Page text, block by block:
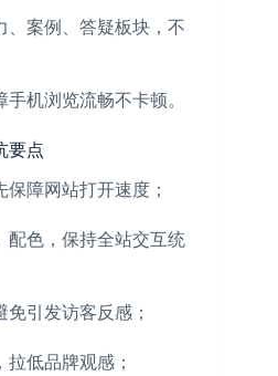
、案例、答疑板块，不
机浏览流畅不卡顿。
要点
障网站打开速度；
配色，保持全站交互统
引发访客反感；
低品牌观感；